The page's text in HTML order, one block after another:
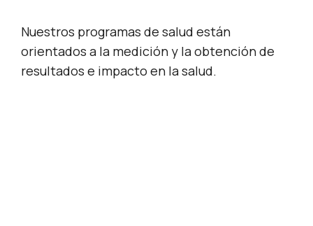
Nuestros programas de salud están
orientados a la medición y la obtención de
resultados e impacto en la salud.